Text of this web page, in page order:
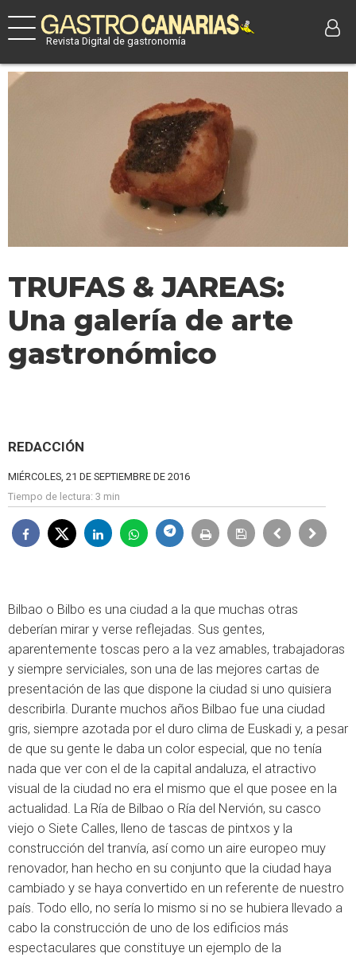
Revista Digital de gastronomía
TRUFAS & JAREAS:
Una galería de arte
gastronómico
REDACCIÓN
MIÉRCOLES, 21 DE SEPTIEMBRE DE 2016
Tiempo de lectura: 3 min
Bilbao o Bilbo es una ciudad a la que muchas otras
deberían mirar y verse reflejadas. Sus gentes,
aparentemente toscas pero a la vez amables, trabajadoras
y siempre serviciales, son una de las mejores cartas de
presentación de las que dispone la ciudad si uno quisiera
describirla. Durante muchos años Bilbao fue una ciudad
gris, siempre azotada por el duro clima de Euskadi y, a pesar
de que su gente le daba un color especial, que no tenía
nada que ver con el de la capital andaluza, el atractivo
visual de la ciudad no era el mismo que el que posee en la
actualidad. La Ría de Bilbao o Ría del Nervión, su casco
viejo o Siete Calles, lleno de tascas de pintxos y la
construcción del tranvía, así como un aire europeo muy
renovador, han hecho en su conjunto que la ciudad haya
cambiado y se haya convertido en un referente de nuestro
país. Todo ello, no sería lo mismo si no se hubiera llevado a
cabo la construcción de uno de los edificios más
espectaculares que constituye un ejemplo de la